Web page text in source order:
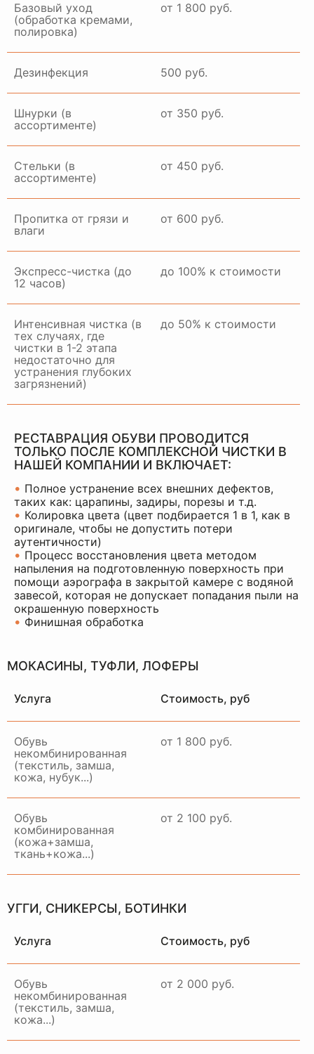
Базовый уход
(обработка кремами,
полировка)
от 1 800 руб.
Дезинфекция 500 руб.
Шнурки (в
ассортименте)
от 350 руб.
Стельки (в
ассортименте)
от 450 руб.
Пропитка от грязи и
влаги
от 600 руб.
Экспресс-чистка (до
12 часов)
до 100% к стоимости
Интенсивная чистка (в
тех случаях, где
чистки в 1-2 этапа
недостаточно для
устранения глубоких
загрязнений)
до 50% к стоимости
РЕСТАВРАЦИЯ ОБУВИ ПРОВОДИТСЯ
ТОЛЬКО ПОСЛЕ КОМПЛЕКСНОЙ ЧИСТКИ В
НАШЕЙ КОМПАНИИ И ВКЛЮЧАЕТ:
• Полное устранение всех внешних дефектов,
таких как: царапины, задиры, порезы и т.д.
• Колировка цвета (цвет подбирается 1 в 1, как в
оригинале, чтобы не допустить потери
аутентичности)
• Процесс восстановления цвета методом
напыления на подготовленную поверхность при
помощи аэрографа в закрытой камере с водяной
завесой, которая не допускает попадания пыли на
окрашенную поверхность
• Финишная обработка
МОКАСИНЫ, ТУФЛИ, ЛОФЕРЫ
Услуга Стоимость, руб
Обувь
некомбинированная
(текстиль, замша,
кожа, нубук...)
от 1 800 руб.
Обувь
комбинированная
(кожа+замша,
ткань+кожа...)
от 2 100 руб.
УГГИ, СНИКЕРСЫ, БОТИНКИ
Услуга Стоимость, руб
Обувь
некомбинированная
(текстиль, замша,
кожа...)
от 2 000 руб.
ГАЛЕРЕЯ РАБОТ
НАШОТДЕЛ
РАБОТАЕТ ПО ВСЕЙ
МОСКВЕ И МО
Примем ваше изделие,
качественно восстановим и